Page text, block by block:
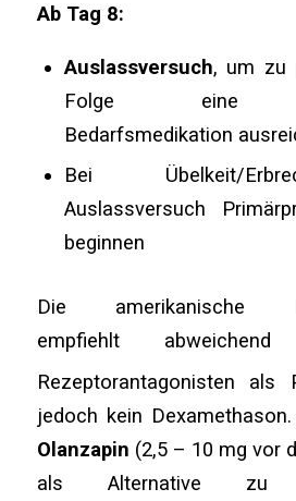
Ab Tag 8:
Auslassversuch, um zu
Folge eine
Bedarfsmedikation
Bei Übelkeit/
Auslassversuch
beginnen
Die amerikanische
empfiehlt
Rezeptorantagonisten als
jedoch kein
Olanzapin (2,5 – 10 mg vor
als Alternative zu